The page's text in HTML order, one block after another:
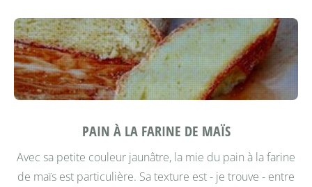
PAIN À LA FARINE DE MAÏS
Avec sa petite couleur jaunâtre, la mie du pain à la farine
de maïs est particulière. Sa texture est - je trouve - entre